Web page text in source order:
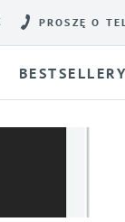
PROSZĘ O
BESTSELLERY